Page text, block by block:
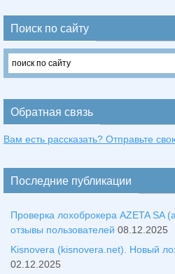
Поиск по сайту
Обратная связь
Вам есть рассказать? Отправьте
Последние публикации
Проверка лохоброкера AZETA SA
отзывы пользователей 08.12.2025
Kisnovera (kisnovera.net). Новый
02.12.2025